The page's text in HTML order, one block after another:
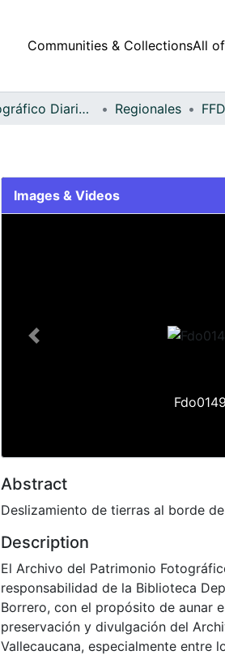
Communities & CollectionsAll
Fondo Fotográfico Diario Occidente Regionales
Images & Videos
Previous
Abstract
Deslizamiento de tierras al borde
Description
El Archivo del Patrimonio
responsabilidad de la Biblioteca
Borrero, con el propósito de aunar
preservación y divulgación del
Vallecaucana, especialmente entre